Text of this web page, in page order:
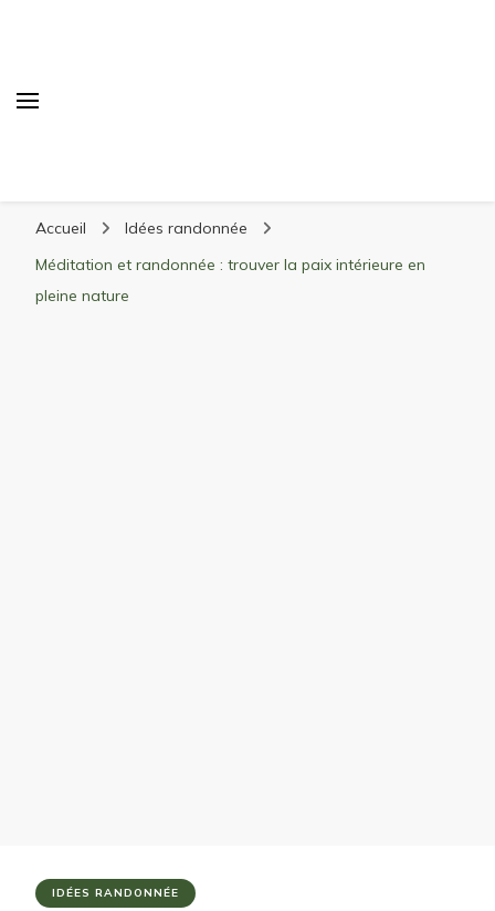
matériel, stations de ski
Accueil
Idées randonnée
Méditation et randonnée : trouver la paix intérieure en
pleine nature
IDÉES RANDONNÉE